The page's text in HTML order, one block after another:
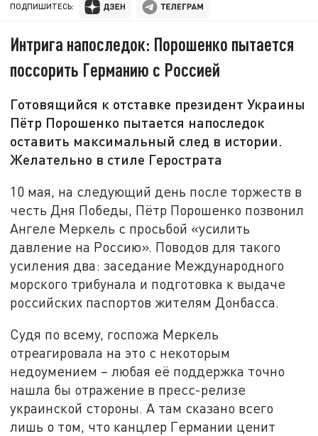
ПОДПИШИТЕСЬ:
Интрига напоследок: Порошенко пытается
поссорить Германию с Россией
Готовящийся к отставке президент Украины
Пётр Порошенко пытается напоследок
оставить максимальный след в истории.
Желательно в стиле Герострата
10 мая, на следующий день после торжеств в
честь Дня Победы, Пётр Порошенко позвонил
Ангеле Меркель с просьбой «усилить
давление на Россию». Поводов для такого
усиления два: заседание Международного
морского трибунала и подготовка к выдаче
российских паспортов жителям Донбасса.
Судя по всему, госпожа Меркель
отреагировала на это с некоторым
недоумением – любая её поддержка точно
нашла бы отражение в пресс-релизе
украинской стороны. А там сказано всего
лишь о том, что канцлер Германии ценит